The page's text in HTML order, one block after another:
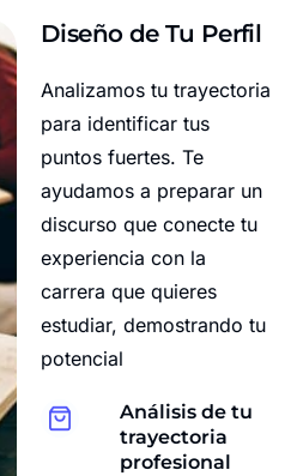
Diseño de Tu Perfil
Analizamos tu trayectoria
para identificar tus
puntos fuertes. Te
ayudamos a preparar un
discurso que conecte tu
experiencia con la
carrera que quieres
estudiar, demostrando tu
potencial
Análisis de tu
trayectoria
profesional